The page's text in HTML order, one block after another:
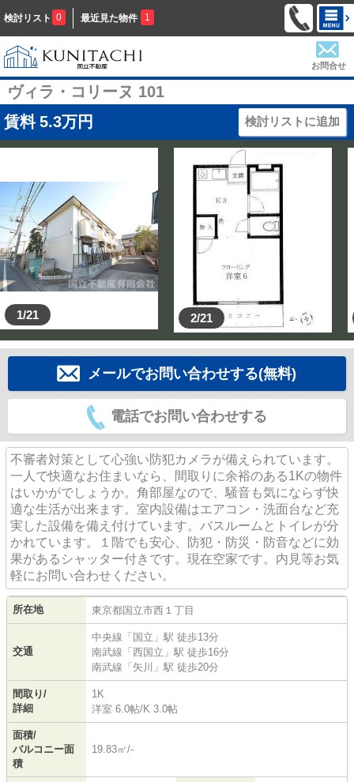
検討リスト 0 最近見た物件 1
お問合せ
ヴィラ・コリーヌ 101
賃料 5.3万円 検討リストに追加
1/21 2/21
メールでお問い合わせする(無料)
電話でお問い合わせする
不審者対策として心強い防犯カメラが備えられています。
一人で快適なお住まいなら、間取りに余裕のある1Kの物件
はいかがでしょうか。角部屋なので、騒音も気にならず快
適な生活が出来ます。室内設備はエアコン・洗面台など充
実した設備を備え付けています。バスルームとトイレが分
かれています。１階でも安心、防犯・防災・防音などに効
果があるシャッター付きです。現在空家です。内見等お気
軽にお問い合わせください。
所在地 東京都国立市西 １丁目
交通
中央線 「 国立 」駅 徒歩13分
南武線 「 西国立 」駅 徒歩16分
南武線 「 矢川 」駅 徒歩20分
間取り/
詳細
1K
洋室 6.0帖/K 3.0帖
面積/
バルコニー面
積
19.83㎡/-